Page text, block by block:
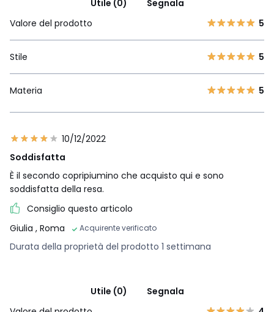
Utile (0)
Segnala
Valore del prodotto
5
Stile 5
Materia 5
10/12/2022
Soddisfatta
È il secondo copripiumino che acquisto qui e sono
soddisfatta della resa.
Consiglio questo articolo
Giulia , Roma Acquirente verificato
Durata della proprietà del prodotto 1 settimana
Utile (0)
Segnala